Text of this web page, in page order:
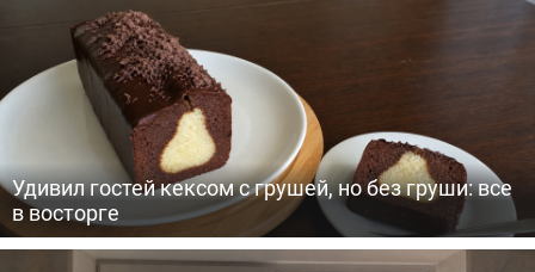
Удивил гостей кексом с грушей, но без груши: все
в восторге